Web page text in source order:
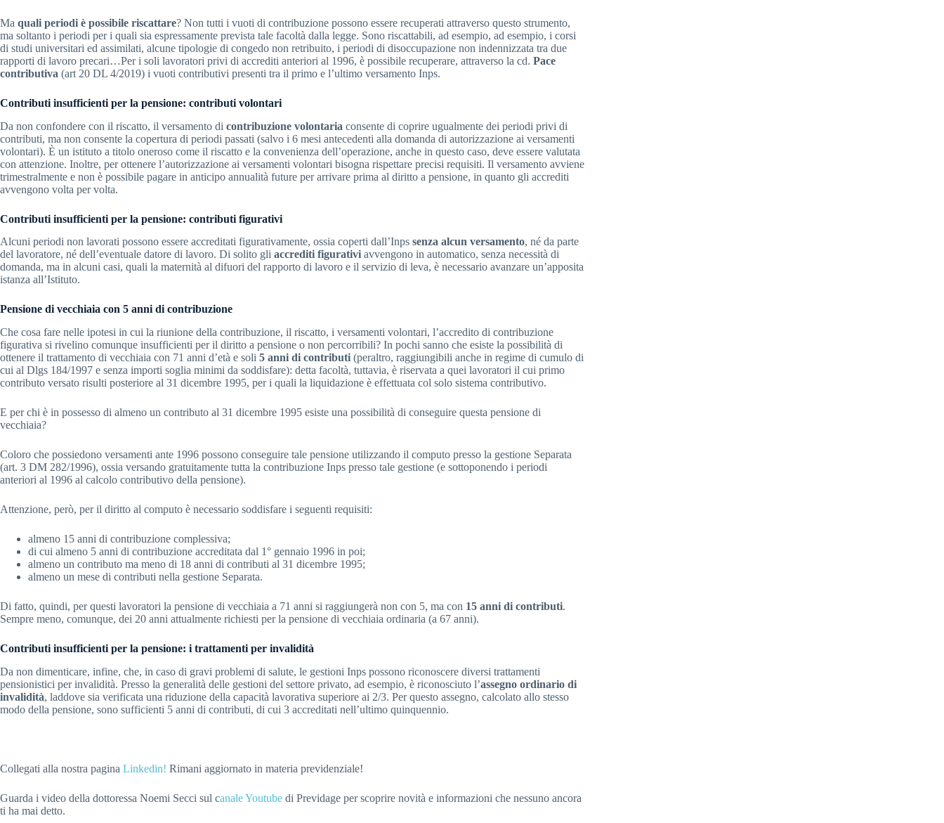
Ma quali periodi è possibile riscattare? Non tutti i vuoti di contribuzione possono essere recuperati attraverso questo strumento,
ma soltanto i periodi per i quali sia espressamente prevista tale facoltà dalla legge. Sono riscattabili, ad esempio, ad esempio, i corsi
di studi universitari ed assimilati, alcune tipologie di congedo non retribuito, i periodi di disoccupazione non indennizzata tra due
rapporti di lavoro precari…Per i soli lavoratori privi di accrediti anteriori al 1996, è possibile recuperare, attraverso la cd. Pace
contributiva (art 20 DL 4/2019) i vuoti contributivi presenti tra il primo e l’ultimo versamento Inps.
Contributi insufficienti per la pensione: contributi volontari
Da non confondere con il riscatto, il versamento di contribuzione volontaria consente di coprire ugualmente dei periodi privi di
contributi, ma non consente la copertura di periodi passati (salvo i 6 mesi antecedenti alla domanda di autorizzazione ai versamenti
volontari). È un istituto a titolo oneroso come il riscatto e la convenienza dell’operazione, anche in questo caso, deve essere valutata
con attenzione. Inoltre, per ottenere l’autorizzazione ai versamenti volontari bisogna rispettare precisi requisiti. Il versamento avviene
trimestralmente e non è possibile pagare in anticipo annualità future per arrivare prima al diritto a pensione, in quanto gli accrediti
avvengono volta per volta.
Contributi insufficienti per la pensione: contributi figurativi
Alcuni periodi non lavorati possono essere accreditati figurativamente, ossia coperti dall’Inps senza alcun versamento, né da parte
del lavoratore, né dell’eventuale datore di lavoro. Di solito gli accrediti figurativi avvengono in automatico, senza necessità di
domanda, ma in alcuni casi, quali la maternità al difuori del rapporto di lavoro e il servizio di leva, è necessario avanzare un’apposita
istanza all’Istituto.
Pensione di vecchiaia con 5 anni di contribuzione
Che cosa fare nelle ipotesi in cui la riunione della contribuzione, il riscatto, i versamenti volontari, l’accredito di contribuzione
figurativa si rivelino comunque insufficienti per il diritto a pensione o non percorribili? In pochi sanno che esiste la possibilità di
ottenere il trattamento di vecchiaia con 71 anni d’età e soli 5 anni di contributi (peraltro, raggiungibili anche in regime di cumulo di
cui al Dlgs 184/1997 e senza importi soglia minimi da soddisfare): detta facoltà, tuttavia, è riservata a quei lavoratori il cui primo
contributo versato risulti posteriore al 31 dicembre 1995, per i quali la liquidazione è effettuata col solo sistema contributivo.
E per chi è in possesso di almeno un contributo al 31 dicembre 1995 esiste una possibilità di conseguire questa pensione di
vecchiaia?
Coloro che possiedono versamenti ante 1996 possono conseguire tale pensione utilizzando il computo presso la gestione Separata
(art. 3 DM 282/1996), ossia versando gratuitamente tutta la contribuzione Inps presso tale gestione (e sottoponendo i periodi
anteriori al 1996 al calcolo contributivo della pensione).
Attenzione, però, per il diritto al computo è necessario soddisfare i seguenti requisiti:
almeno 15 anni di contribuzione complessiva;
di cui almeno 5 anni di contribuzione accreditata dal 1° gennaio 1996 in poi;
almeno un contributo ma meno di 18 anni di contributi al 31 dicembre 1995;
almeno un mese di contributi nella gestione Separata.
Di fatto, quindi, per questi lavoratori la pensione di vecchiaia a 71 anni si raggiungerà non con 5, ma con 15 anni di contributi.
Sempre meno, comunque, dei 20 anni attualmente richiesti per la pensione di vecchiaia ordinaria (a 67 anni).
Contributi insufficienti per la pensione: i trattamenti per invalidità
Da non dimenticare, infine, che, in caso di gravi problemi di salute, le gestioni Inps possono riconoscere diversi trattamenti
pensionistici per invalidità. Presso la generalità delle gestioni del settore privato, ad esempio, è riconosciuto l’assegno ordinario di
invalidità, laddove sia verificata una riduzione della capacità lavorativa superiore ai 2/3. Per questo assegno, calcolato allo stesso
modo della pensione, sono sufficienti 5 anni di contributi, di cui 3 accreditati nell’ultimo quinquennio.
Collegati alla nostra pagina Linkedin! Rimani aggiornato in materia previdenziale!
Guarda i video della dottoressa Noemi Secci sul canale Youtube di Previdage per scoprire novità e informazioni che nessuno ancora
ti ha mai detto.